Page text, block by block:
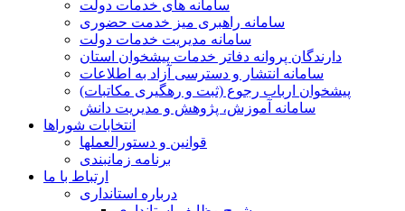
سامانه های خدمات دولت
سامانه راهبری میز خدمت حضوری
سامانه مدیریت خدمات دولت
دارندگان پروانه دفاتر خدمات پیشخوان استان
سامانه انتشار و دسترسی آزاد به اطلاعات
پیشخوان ارباب رجوع (ثبت و رهگیری مکاتبات)
سامانه آموزش، پژوهش و مدیریت دانش
انتخابات شوراها
قوانین و دستورالعملها
برنامه زمانبندی
ارتباط با ما
درباره استانداری